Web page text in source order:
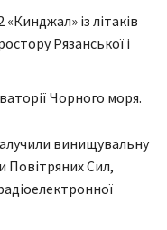
із літаків
Рязанської і
Чорного моря.
винищувальну
Повітряних Сил,